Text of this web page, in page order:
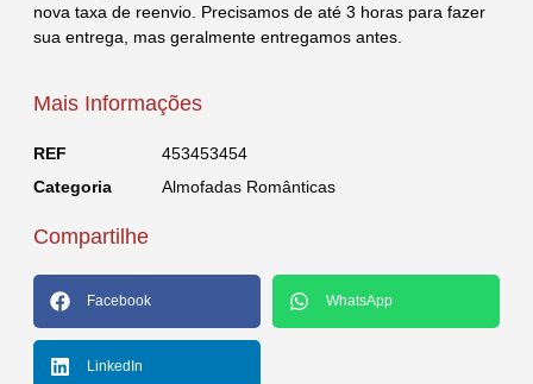
nova taxa de reenvio. Precisamos de até 3 horas para fazer
sua entrega, mas geralmente entregamos antes.
Mais Informações
REF
453453454
Categoria
Almofadas Românticas
Compartilhe
Facebook WhatsApp
LinkedIn